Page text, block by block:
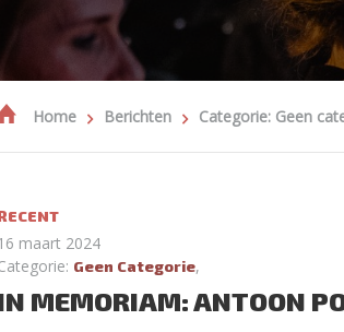
Home Berichten Categorie: Geen
maart 2024
Geen Categorie,
MEMORIAM: ANTOON